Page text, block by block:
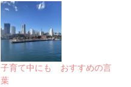
子育て中にも おすすめの言
葉